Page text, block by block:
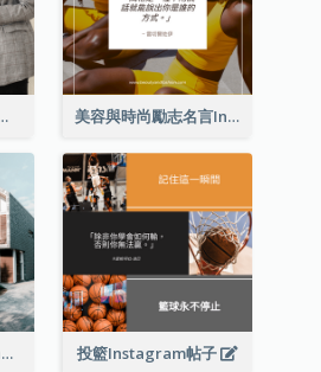
帖子 美容與時尚勵志名言Instagram帖子
開放日註冊 Instagram 帖子 投籃Instagram帖子